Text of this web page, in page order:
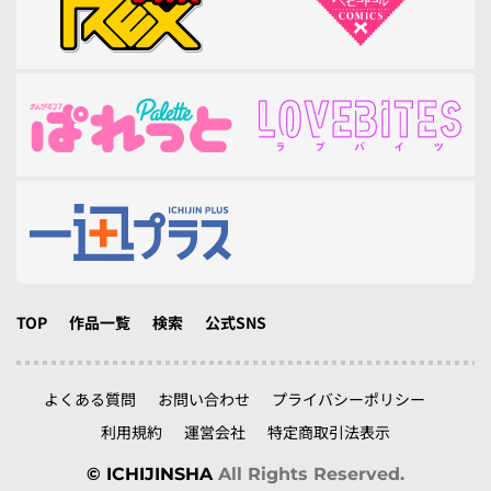
TOP 作品一覧 検索 公式SNS
よくある質問 お問い合わせ
プライバシーポリシー
利用規約
運営会社 特定商取引法表示
© ICHIJINSHA All Rights Reserved.